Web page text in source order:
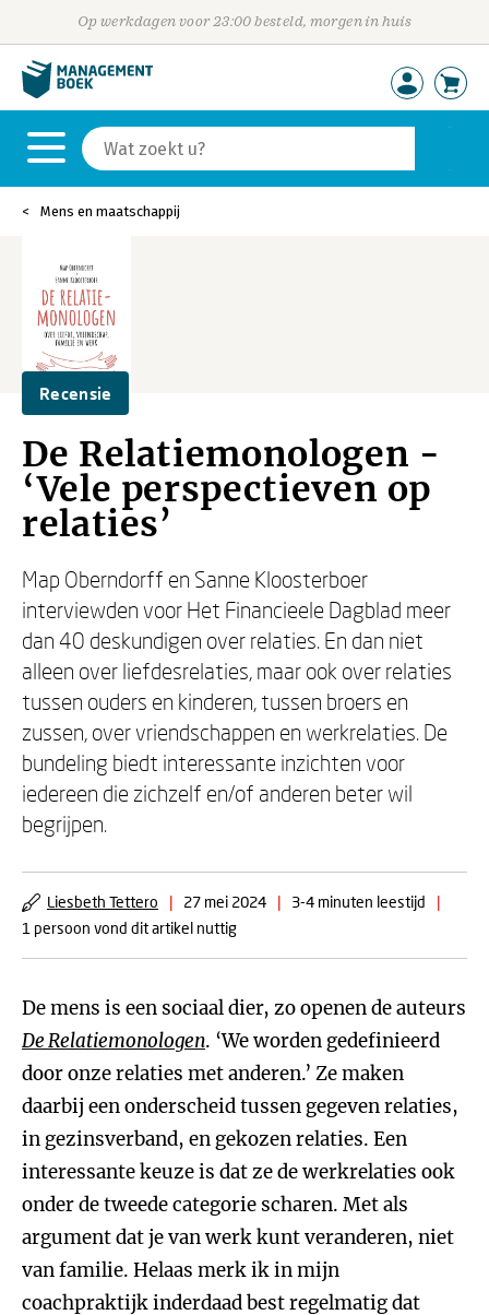
Op werkdagen voor 23:00 besteld, morgen in huis
Mens en maatschappij
Recensie
De Relatiemonologen -
‘Vele perspectieven op
relaties’
Map Oberndorff en Sanne Kloosterboer
interviewden voor Het Financieele Dagblad meer
dan 40 deskundigen over relaties. En dan niet
alleen over liefdesrelaties, maar ook over relaties
tussen ouders en kinderen, tussen broers en
zussen, over vriendschappen en werkrelaties. De
bundeling biedt interessante inzichten voor
iedereen die zichzelf en/of anderen beter wil
begrijpen.
Liesbeth Tettero | 27 mei 2024 | 3-4 minuten leestijd
|
1 persoon vond dit artikel nuttig
De mens is een sociaal dier, zo openen de auteurs
De Relatiemonologen. ‘We worden gedefinieerd
door onze relaties met anderen.’ Ze maken
daarbij een onderscheid tussen gegeven relaties,
in gezinsverband, en gekozen relaties. Een
interessante keuze is dat ze de werkrelaties ook
onder de tweede categorie scharen. Met als
argument dat je van werk kunt veranderen, niet
van familie. Helaas merk ik in mijn
coachpraktijk inderdaad best regelmatig dat